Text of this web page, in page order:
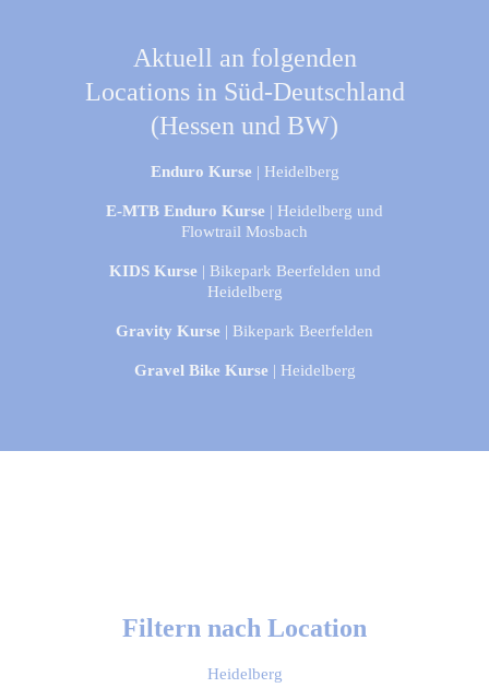
Aktuell an folgenden
Locations in Süd-Deutschland
(Hessen und BW)
Enduro Kurse | Heidelberg
E-MTB Enduro Kurse | Heidelberg und
Flowtrail Mosbach
KIDS Kurse | Bikepark Beerfelden und
Heidelberg
Gravity Kurse | Bikepark Beerfelden
Gravel Bike Kurse | Heidelberg
Filtern nach Location
Heidelberg